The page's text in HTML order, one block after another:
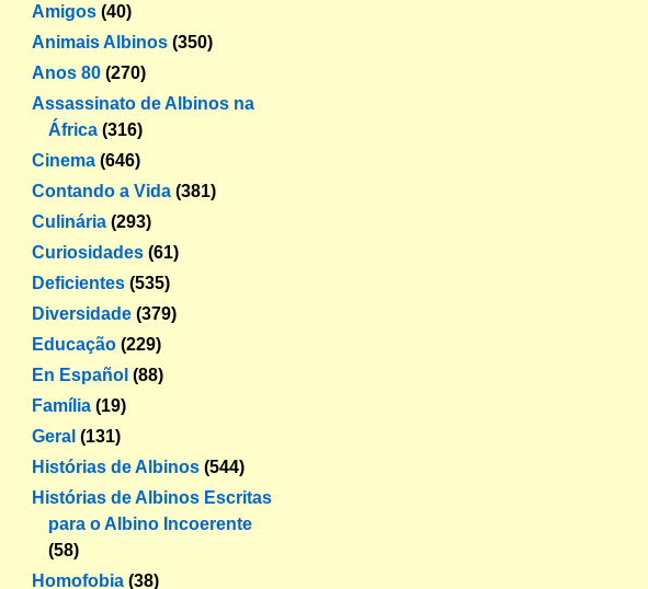
Amigos (40)
Animais Albinos (350)
Anos 80 (270)
Assassinato de Albinos na
África (316)
Cinema (646)
Contando a Vida (381)
Culinária (293)
Curiosidades (61)
Deficientes (535)
Diversidade (379)
Educação (229)
En Español (88)
Família (19)
Geral (131)
Histórias de Albinos (544)
Histórias de Albinos Escritas
para o Albino Incoerente
(58)
Homofobia (38)